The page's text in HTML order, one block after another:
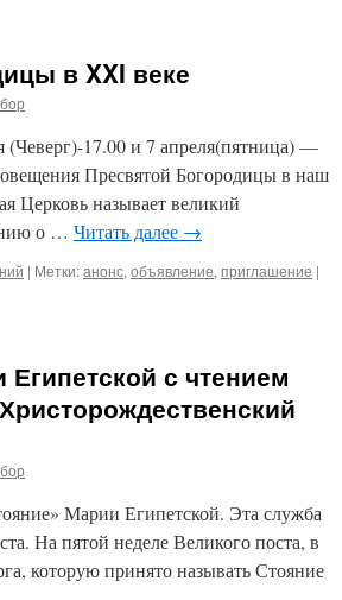
в XXI веке
(Чеверг)-17.00 и 7 апреля(пятница) —
Пресвятой Богородицы в наш
Церковь называет великий
о … Читать далее →
| Метки:анонс, объявление, приглашение |
с чтением
Марии Египетской. Эта служба
На пятой неделе Великого поста, в
которую принято называть Стояние